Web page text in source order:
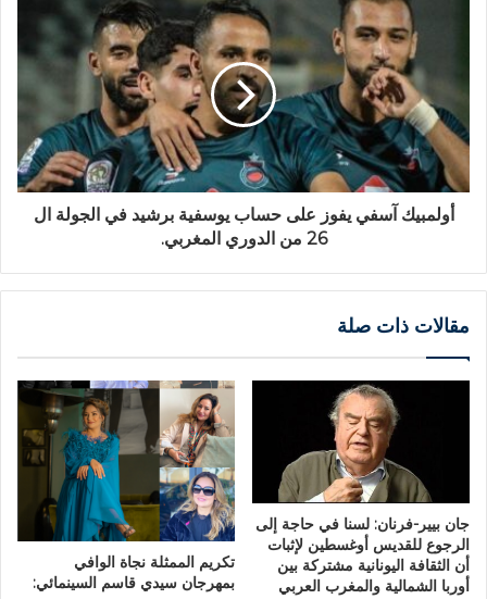
أولمبيك آسفي يفوز على حساب يوسفية برشيد في الجولة ال
26 من الدوري المغربي.
مقالات ذات صلة
جان بيير-فرنان: لسنا في حاجة إلى
الرجوع للقديس أوغسطين لإثبات
أن الثقافة اليونانية مشتركة بين
أوربا الشمالية والمغرب العربي
تكريم الممثلة نجاة الوافي
بمهرجان سيدي قاسم السينمائي: